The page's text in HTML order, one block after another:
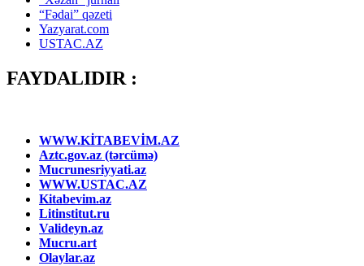
“Fədai” qəzeti
Yazyarat.com
USTAC.AZ
FAYDALIDIR :
WWW.KİTABEVİM.AZ
Aztc.gov.az (tərcümə)
Mucrunesriyyati.az
WWW.USTAC.AZ
Kitabevim.az
Litinstitut.ru
Valideyn.az
Mucru.art
Olaylar.az